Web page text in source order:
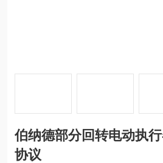
伯纳德部分回转电动执
协议